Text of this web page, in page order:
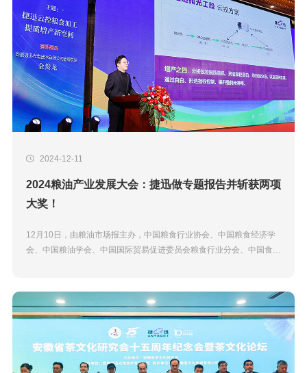
2024-12-11
2024粮油产业发展大会：捷迅做专题报告并斩获两项
大奖！
12月10日，由粮油市场报主办，中国粮食行业协会、中国粮食经济学
会、中国粮油学会、中国国际贸易促进委员会粮食行业分会、中国食品